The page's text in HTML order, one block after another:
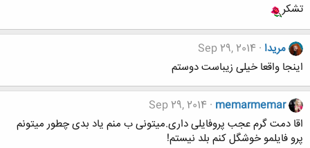
تشکر
مریدا Sep 29, 2014
اینجا واقعا خیلی زیباست دوستم
memarmemar
Sep 29, 2014
اقا دمت گرم عجب پروفایلی داری.میتونی ب منم یاد بدی چطور میتونم
پرو فایلمو خوشگل کنم بلد نیستم!